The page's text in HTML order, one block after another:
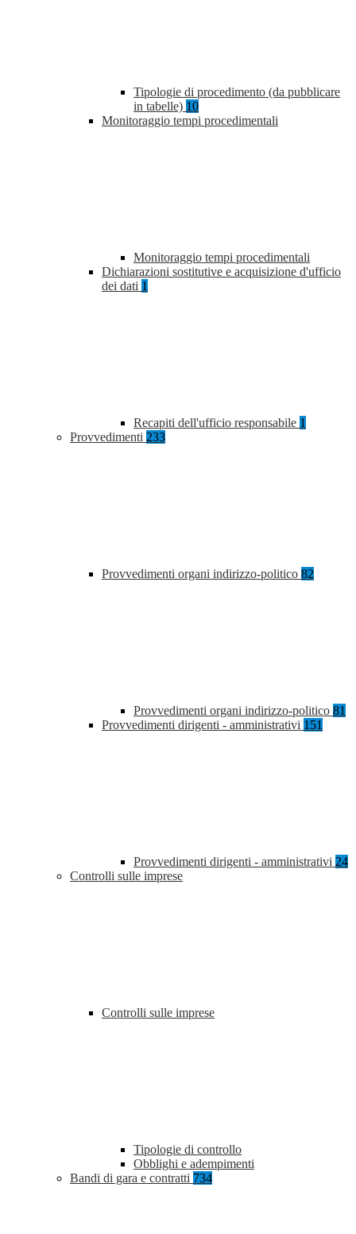
Tipologie di procedimento (da pubblicare
in tabelle) 10
Monitoraggio tempi procedimentali
Monitoraggio tempi procedimentali
Dichiarazioni sostitutive e acquisizione d'ufficio
dei dati 1
Recapiti dell'ufficio responsabile 1
Provvedimenti 233
Provvedimenti organi indirizzo-politico 82
Provvedimenti organi indirizzo-politico 81
Provvedimenti dirigenti - amministrativi 151
Provvedimenti dirigenti - amministrativi 24
Controlli sulle imprese
Controlli sulle imprese
Tipologie di controllo
Obblighi e adempimenti
Bandi di gara e contratti 734